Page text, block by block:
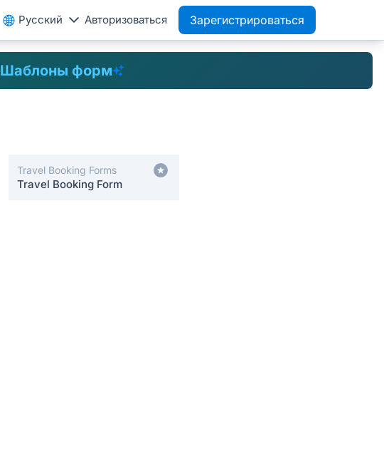
Pусский Авторизоваться Зарегистрироваться
Шаблоны форм
Travel Booking Forms
Travel Booking Form